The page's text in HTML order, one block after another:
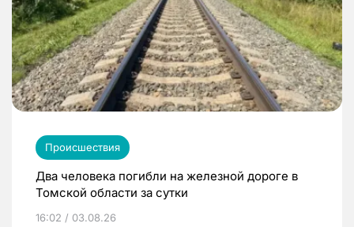
Происшествия
Два человека погибли на железной дороге в
Томской области за сутки
16:02 / 03.08.26